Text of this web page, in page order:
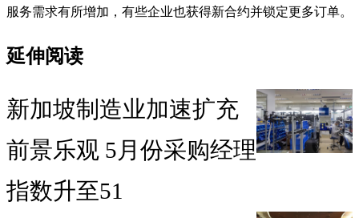
服务需求有所增加，有些企业也获得新合约并锁定更多订单。
延伸阅读
新加坡制造业加速扩充
前景乐观 5月份采购经理
指数升至51